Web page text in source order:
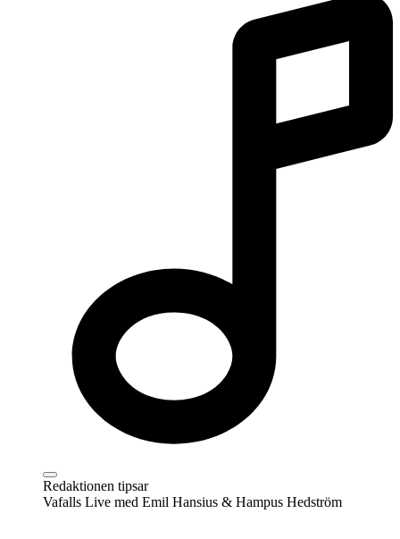
Redaktionen tipsar
Vafalls Live med Emil Hansius & Hampus Hedström